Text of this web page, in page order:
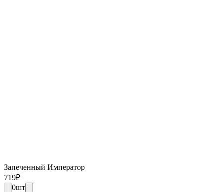
Запеченный Император
719₽
0шт